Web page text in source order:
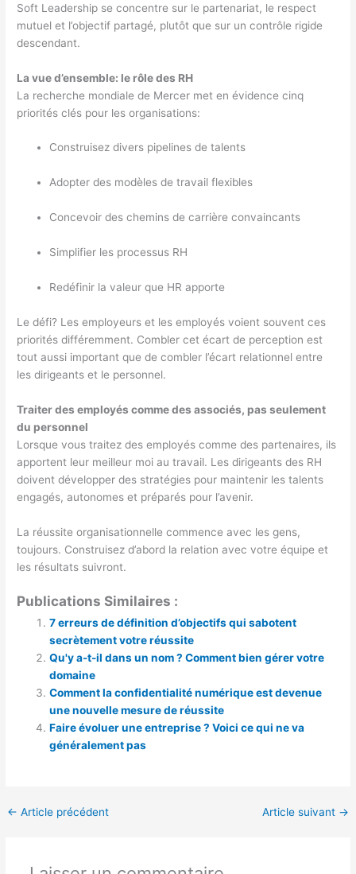
Soft Leadership se concentre sur le partenariat, le respect
mutuel et l’objectif partagé, plutôt que sur un contrôle rigide
descendant.
La vue d’ensemble: le rôle des RH
La recherche mondiale de Mercer met en évidence cinq
priorités clés pour les organisations:
Construisez divers pipelines de talents
Adopter des modèles de travail flexibles
Concevoir des chemins de carrière convaincants
Simplifier les processus RH
Redéfinir la valeur que HR apporte
Le défi? Les employeurs et les employés voient souvent ces
priorités différemment. Combler cet écart de perception est
tout aussi important que de combler l’écart relationnel entre
les dirigeants et le personnel.
Traiter des employés comme des associés, pas seulement
du personnel
Lorsque vous traitez des employés comme des partenaires, ils
apportent leur meilleur moi au travail. Les dirigeants des RH
doivent développer des stratégies pour maintenir les talents
engagés, autonomes et préparés pour l’avenir.
La réussite organisationnelle commence avec les gens,
toujours. Construisez d’abord la relation avec votre équipe et
les résultats suivront.
Publications Similaires :
7 erreurs de définition d’objectifs qui sabotent
secrètement votre réussite
Qu'y a-t-il dans un nom ? Comment bien gérer votre
domaine
Comment la confidentialité numérique est devenue
une nouvelle mesure de réussite
Faire évoluer une entreprise ? Voici ce qui ne va
généralement pas
← Article précédent Article suivant →